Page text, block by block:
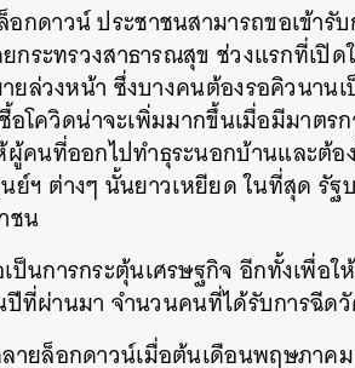
กดาวน์ ประชาชนสามารถขอเข้ารั
กระทรวงสาธารณสุข ช่วงแรกที่เปิ
ยล่วงหน้า ซึ่งบางคนต้องรอคิวนาน
อโควิดน่าจะเพิ่มมากขึ้นเมื่อมีมาต
นที่ออกไปทำธุระนอกบ้านและต้อ
ย์ฯ ต่างๆ นั้นยาวเหยียด ในที่สุด รั
ชน
นการกระตุ้นเศรษฐกิจ อีกทั้งเพื่อ
ปีที่ผ่านมา จำนวนคนที่ได้รับการฉีด
ายล็อกดาวน์เมื่อต้นเดือนพฤษภาค